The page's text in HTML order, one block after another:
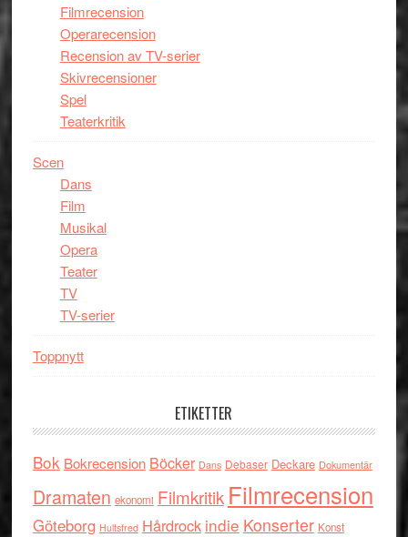
Filmrecension
Operarecension
Recension av TV-serier
Skivrecensioner
Spel
Teaterkritik
Scen
Dans
Film
Musikal
Opera
Teater
TV
TV-serier
Toppnytt
ETIKETTER
Bok Bokrecension Böcker Dans Debaser Deckare Dokumentär
Dramaten ekonomi Filmkritik Filmrecension
Göteborg Hultsfred Hårdrock indie Konserter Konst